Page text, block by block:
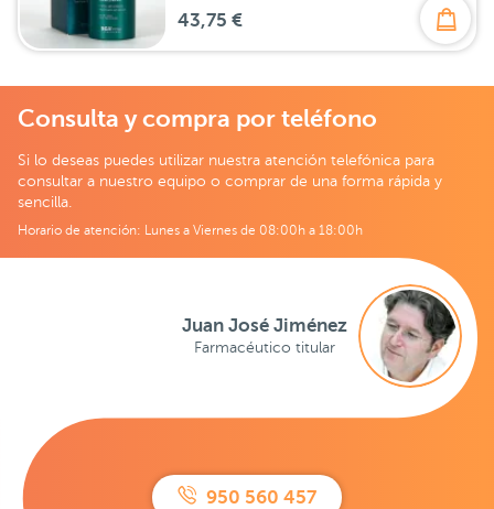
43,75 €
Consulta y compra por teléfono
Si lo deseas puedes utilizar nuestra atención telefónica para
consultar a nuestro equipo o comprar de una forma rápida y
sencilla.
Horario de atención: Lunes a Viernes de 08:00h a 18:00h
950 560 457
Juan José Jiménez
Farmacéutico titular